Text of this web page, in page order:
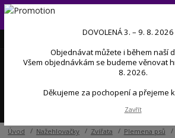
Od 3. do 9. 8. 2026 budeme mít dovolenou
během dovolené začneme postupně
Úvod Nažehlovačky Zvířata Plemena psů
DOVOLENÁ 3. – 9. 8.
Objednávat můžete i během naší
Všem objednávkám se budeme věnovat
8. 2026.
Děkujeme za pochopení a přejeme
Zavřít